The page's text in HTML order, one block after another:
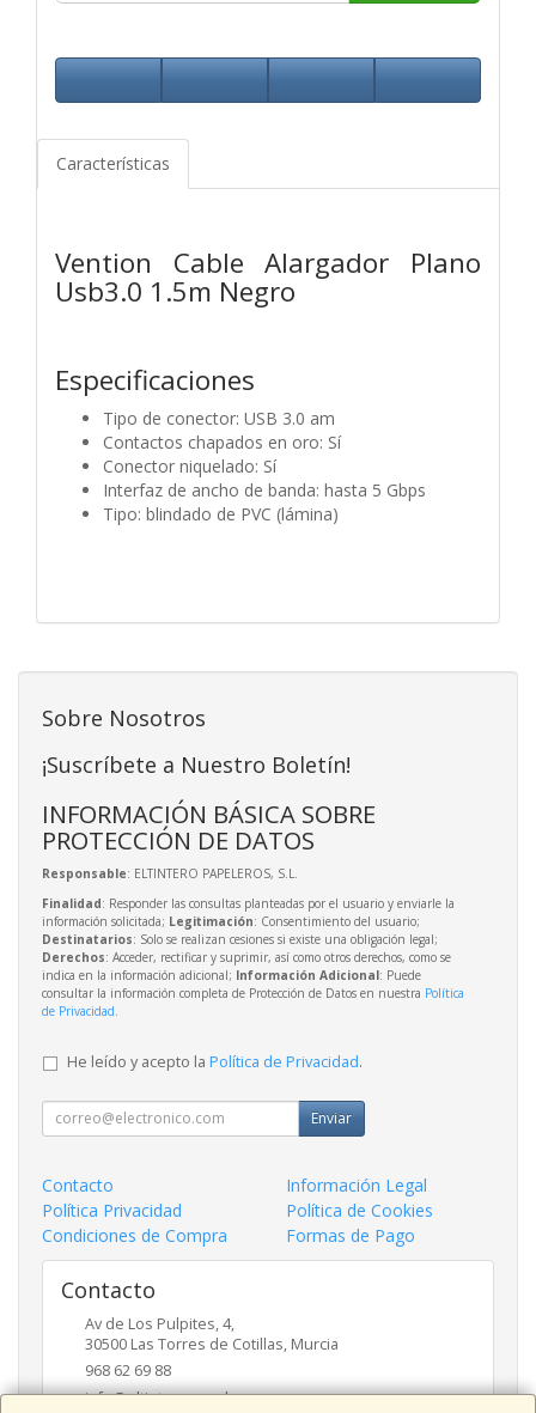
Características
Vention Cable Alargador Plano
Usb3.0 1.5m Negro
Especificaciones
Tipo de conector: USB 3.0 am
Contactos chapados en oro: Sí
Conector niquelado: Sí
Interfaz de ancho de banda: hasta 5 Gbps
Tipo: blindado de PVC (lámina)
Sobre Nosotros
¡Suscríbete a Nuestro Boletín!
INFORMACIÓN BÁSICA SOBRE
PROTECCIÓN DE DATOS
Responsable: ELTINTERO PAPELEROS, S.L.
Finalidad: Responder las consultas planteadas por el usuario y enviarle la
información solicitada; Legitimación: Consentimiento del usuario;
Destinatarios: Solo se realizan cesiones si existe una obligación legal;
Derechos: Acceder, rectificar y suprimir, así como otros derechos, como se
indica en la información adicional; Información Adicional: Puede
consultar la información completa de Protección de Datos en nuestra Política
de Privacidad
He leído y acepto la Política de Privacidad.
Enviar
Contacto
Información Legal
Política Privacidad
Política de Cookies
Condiciones de Compra
Formas de Pago
Contacto
Av de Los Pulpites, 4,
30500 Las Torres de Cotillas, Murcia
968 62 69 88
info@eltinteropapeleros.com